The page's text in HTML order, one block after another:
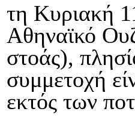
τη Κυριακή
Αθηναϊκό
στοάς),
συμμετοχή
εκτός των